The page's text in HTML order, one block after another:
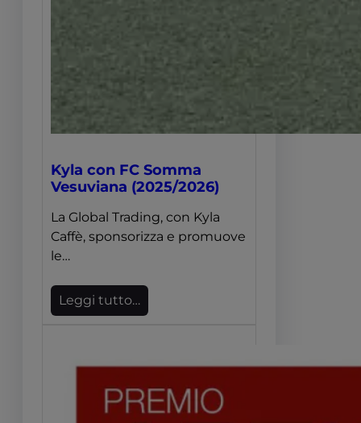
Kyla con FC Somma
Vesuviana (2025/2026)
La Global Trading, con Kyla
Caffè, sponsorizza e promuove
le…
Leggi tutto…